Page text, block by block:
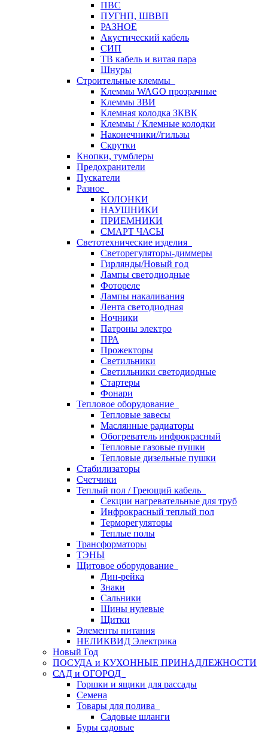
ПВС
ПУГНП, ШВВП
РАЗНОЕ
Акустический кабель
СИП
ТВ кабель и витая пара
Шнуры
Строительные клеммы
Клеммы WAGO прозрачные
Клеммы ЗВИ
Клемная колодка ЗКВК
Клеммы / Клемные колодки
Наконечники//гильзы
Скрутки
Кнопки, тумблеры
Предохранители
Пускатели
Разное
КОЛОНКИ
НАУШНИКИ
ПРИЕМНИКИ
СМАРТ ЧАСЫ
Светотехнические изделия
Светорегуляторы-диммеры
Гирлянды/Новый год
Лампы светодиодные
Фотореле
Лампы накаливания
Лента светодиодная
Ночники
Патроны электро
ПРА
Прожекторы
Светильники
Светильники светодиодные
Стартеры
Фонари
Тепловое оборудование
Тепловые завесы
Маслянные радиаторы
Обогреватель инфрокрасный
Тепловые газовые пушки
Тепловые дизельные пушки
Стабилизаторы
Счетчики
Теплый пол / Греющий кабель
Секции нагревательные для труб
Инфрокрасный теплый пол
Терморегуляторы
Теплые полы
Трансформаторы
ТЭНЫ
Щитовое оборудование
Дин-рейка
Знаки
Сальники
Шины нулевые
Щитки
Элементы питания
НЕЛИКВИД Электрика
Новый Год
ПОСУДА и КУХОННЫЕ ПРИНАДЛЕЖНОСТИ
САД и ОГОРОД
Горшки и ящики для рассады
Семена
Товары для полива
Садовые шланги
Буры садовые